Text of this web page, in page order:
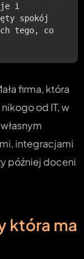
i
spokój
tego, co
firma, która
od IT, w
integracjami
później doceni
która ma